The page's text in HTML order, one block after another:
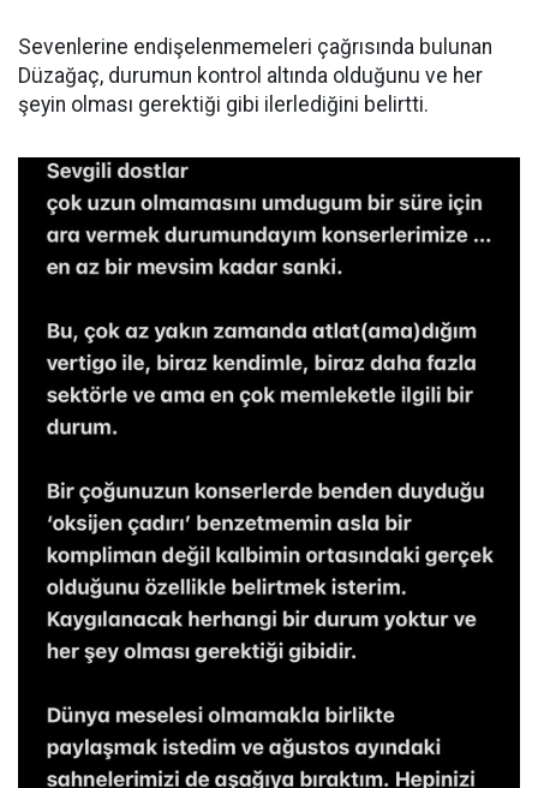
Sevenlerine endişelenmemeleri çağrısında bulunan
Düzağaç, durumun kontrol altında olduğunu ve her
şeyin olması gerektiği gibi ilerlediğini belirtti.